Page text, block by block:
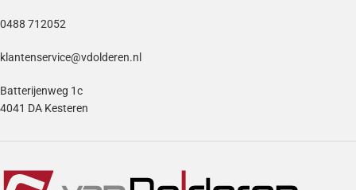
0488 712052
klantenservice@vdolderen.nl
Batterijenweg 1c
4041 DA Kesteren